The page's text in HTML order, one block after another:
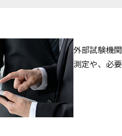
外部試験機
測定や、必